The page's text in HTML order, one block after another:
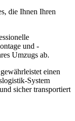
die Ihnen Ihren
und -
Umzugs ab.
einen
System
sicher transportiert